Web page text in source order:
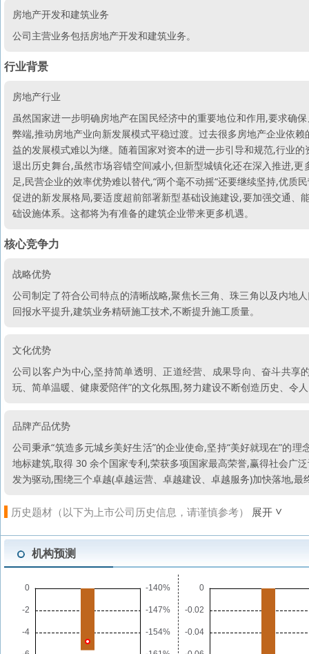
房地产开发和建筑业务
公司主营业务包括房地产开发和建筑业务。
行业背景
房地产行业
虽然国家进一步明确房地产在国民经济中的重要地位和作用,要求确
弊端,推动房地产业向新发展模式平稳过渡。过去很多房地产企业依
益的发展模式难以为继。随着国家对资本的进一步引导和规范,行业
退出历史舞台,虽然市场容错空间减小,但新型城镇化还在深入推进,
足,民营企业的效率优势难以替代,“两个毫不动摇“还要继续坚持,优
促进的新发展格局,要适度超前部署新型基础设施建设,要加强交通
础设施体系。这都将为有准备的建筑企业带来更多机遇。
核心竞争力
战略优势
公司制定了符合公司特点的清晰战略,聚焦长三角、珠三角以及内地
回报水平提升,建筑业务精研施工技术,不断提升施工质量。
文化优势
公司以客户为中心,坚持简单透明、正道经营、成果导向、奋斗共享
玩、简单温暖、健康爱陪伴”的文化氛围,努力建设不断创造历史、令
品牌产品优势
公司秉承“筑造多元城乡美好生活”的企业使命,坚持“美好就现在”的
地标建筑,取得 30 余个国家专利,荣获多项国家最高荣誉,赢得社会广
发为驱动,围绕三个卓越(卓越运营、卓越建设、卓越服务)加快落地,最
历史题材（以下为上市公司历史信息，请谨慎参考） 展开
机构预测